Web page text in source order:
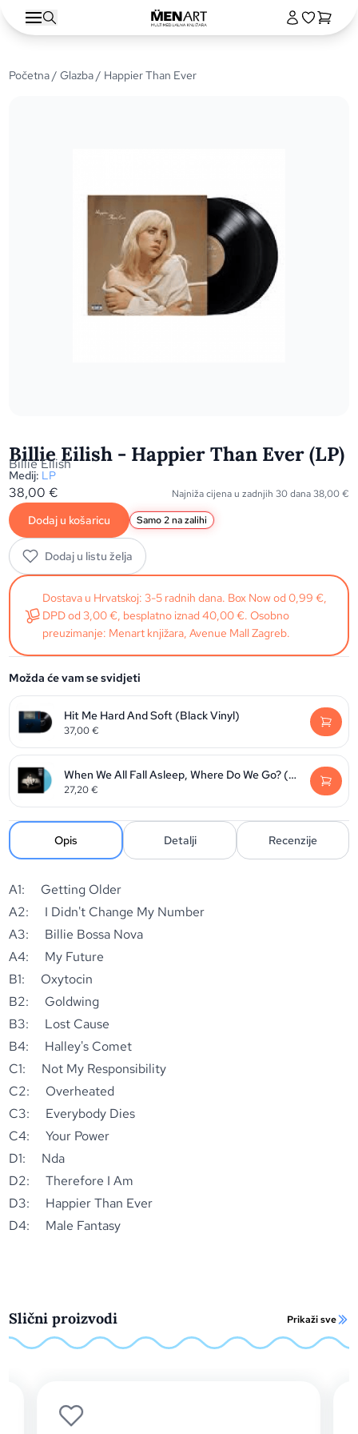
Početna/Glazba/ Happier Than Ever
Billie Eilish - Happier Than Ever (LP)
Billie Eilish
Medij: LP
38,00€ Najniža cijena u zadnjih 30 dana38,00€
Dodaj u košaricu Samo 2 na zalihi
Dodaj u listu želja
Dostava u Hrvatskoj: 3-5 radnih dana. Box Now od 0,99 €,
DPD od 3,00 €, besplatno iznad 40,00 €. Osobno
preuzimanje: Menart knjižara, Avenue Mall Zagreb.
Možda će vam se svidjeti
Hit Me Hard And Soft (Black Vinyl)
37,00€
When We All Fall Asleep, Where Do We Go? (Ltd. Opaque Baby Blue vinyl)
27,20€
Opis Detalji Recenzije
A1: Getting Older
A2: I Didn't Change My Number
A3: Billie Bossa Nova
A4: My Future
B1: Oxytocin
B2: Goldwing
B3: Lost Cause
B4: Halley's Comet
C1: Not My Responsibility
C2: Overheated
C3: Everybody Dies
C4: Your Power
D1: Nda
D2: Therefore I Am
D3: Happier Than Ever
D4: Male Fantasy
Slični proizvodi Prikaži sve